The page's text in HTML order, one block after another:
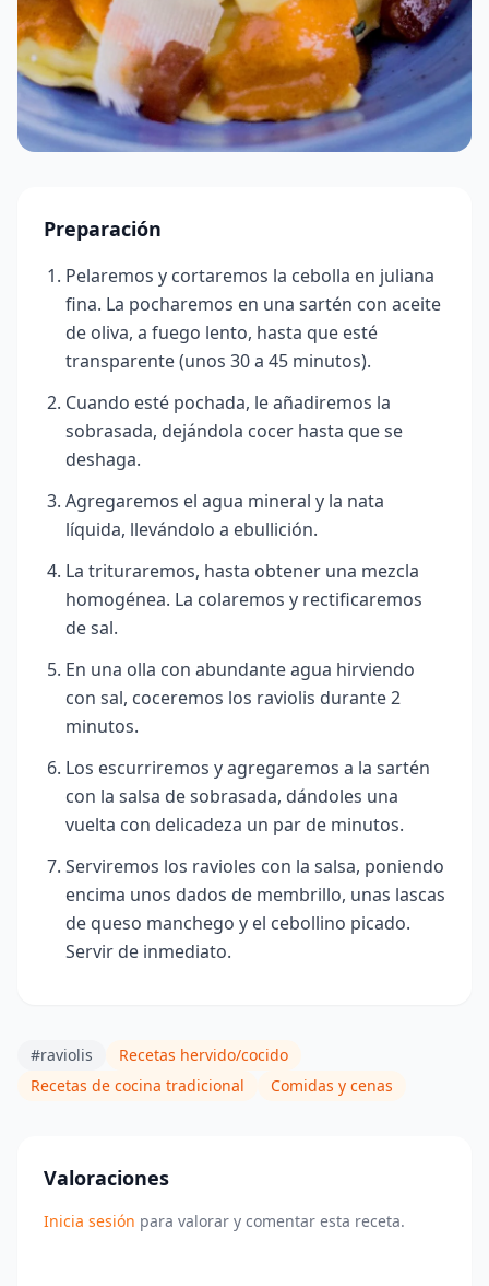
Preparación
Pelaremos y cortaremos la cebolla en juliana
fina. La pocharemos en una sartén con aceite
de oliva, a fuego lento, hasta que esté
transparente (unos 30 a 45 minutos).
Cuando esté pochada, le añadiremos la
sobrasada, dejándola cocer hasta que se
deshaga.
Agregaremos el agua mineral y la nata
líquida, llevándolo a ebullición.
La trituraremos, hasta obtener una mezcla
homogénea. La colaremos y rectificaremos
de sal.
En una olla con abundante agua hirviendo
con sal, coceremos los raviolis durante 2
minutos.
Los escurriremos y agregaremos a la sartén
con la salsa de sobrasada, dándoles una
vuelta con delicadeza un par de minutos.
Serviremos los ravioles con la salsa, poniendo
encima unos dados de membrillo, unas lascas
de queso manchego y el cebollino picado.
Servir de inmediato.
#raviolis
Recetas hervido/cocido
Recetas de cocina tradicional
Comidas y cenas
Valoraciones
Inicia sesión para valorar y comentar esta receta.